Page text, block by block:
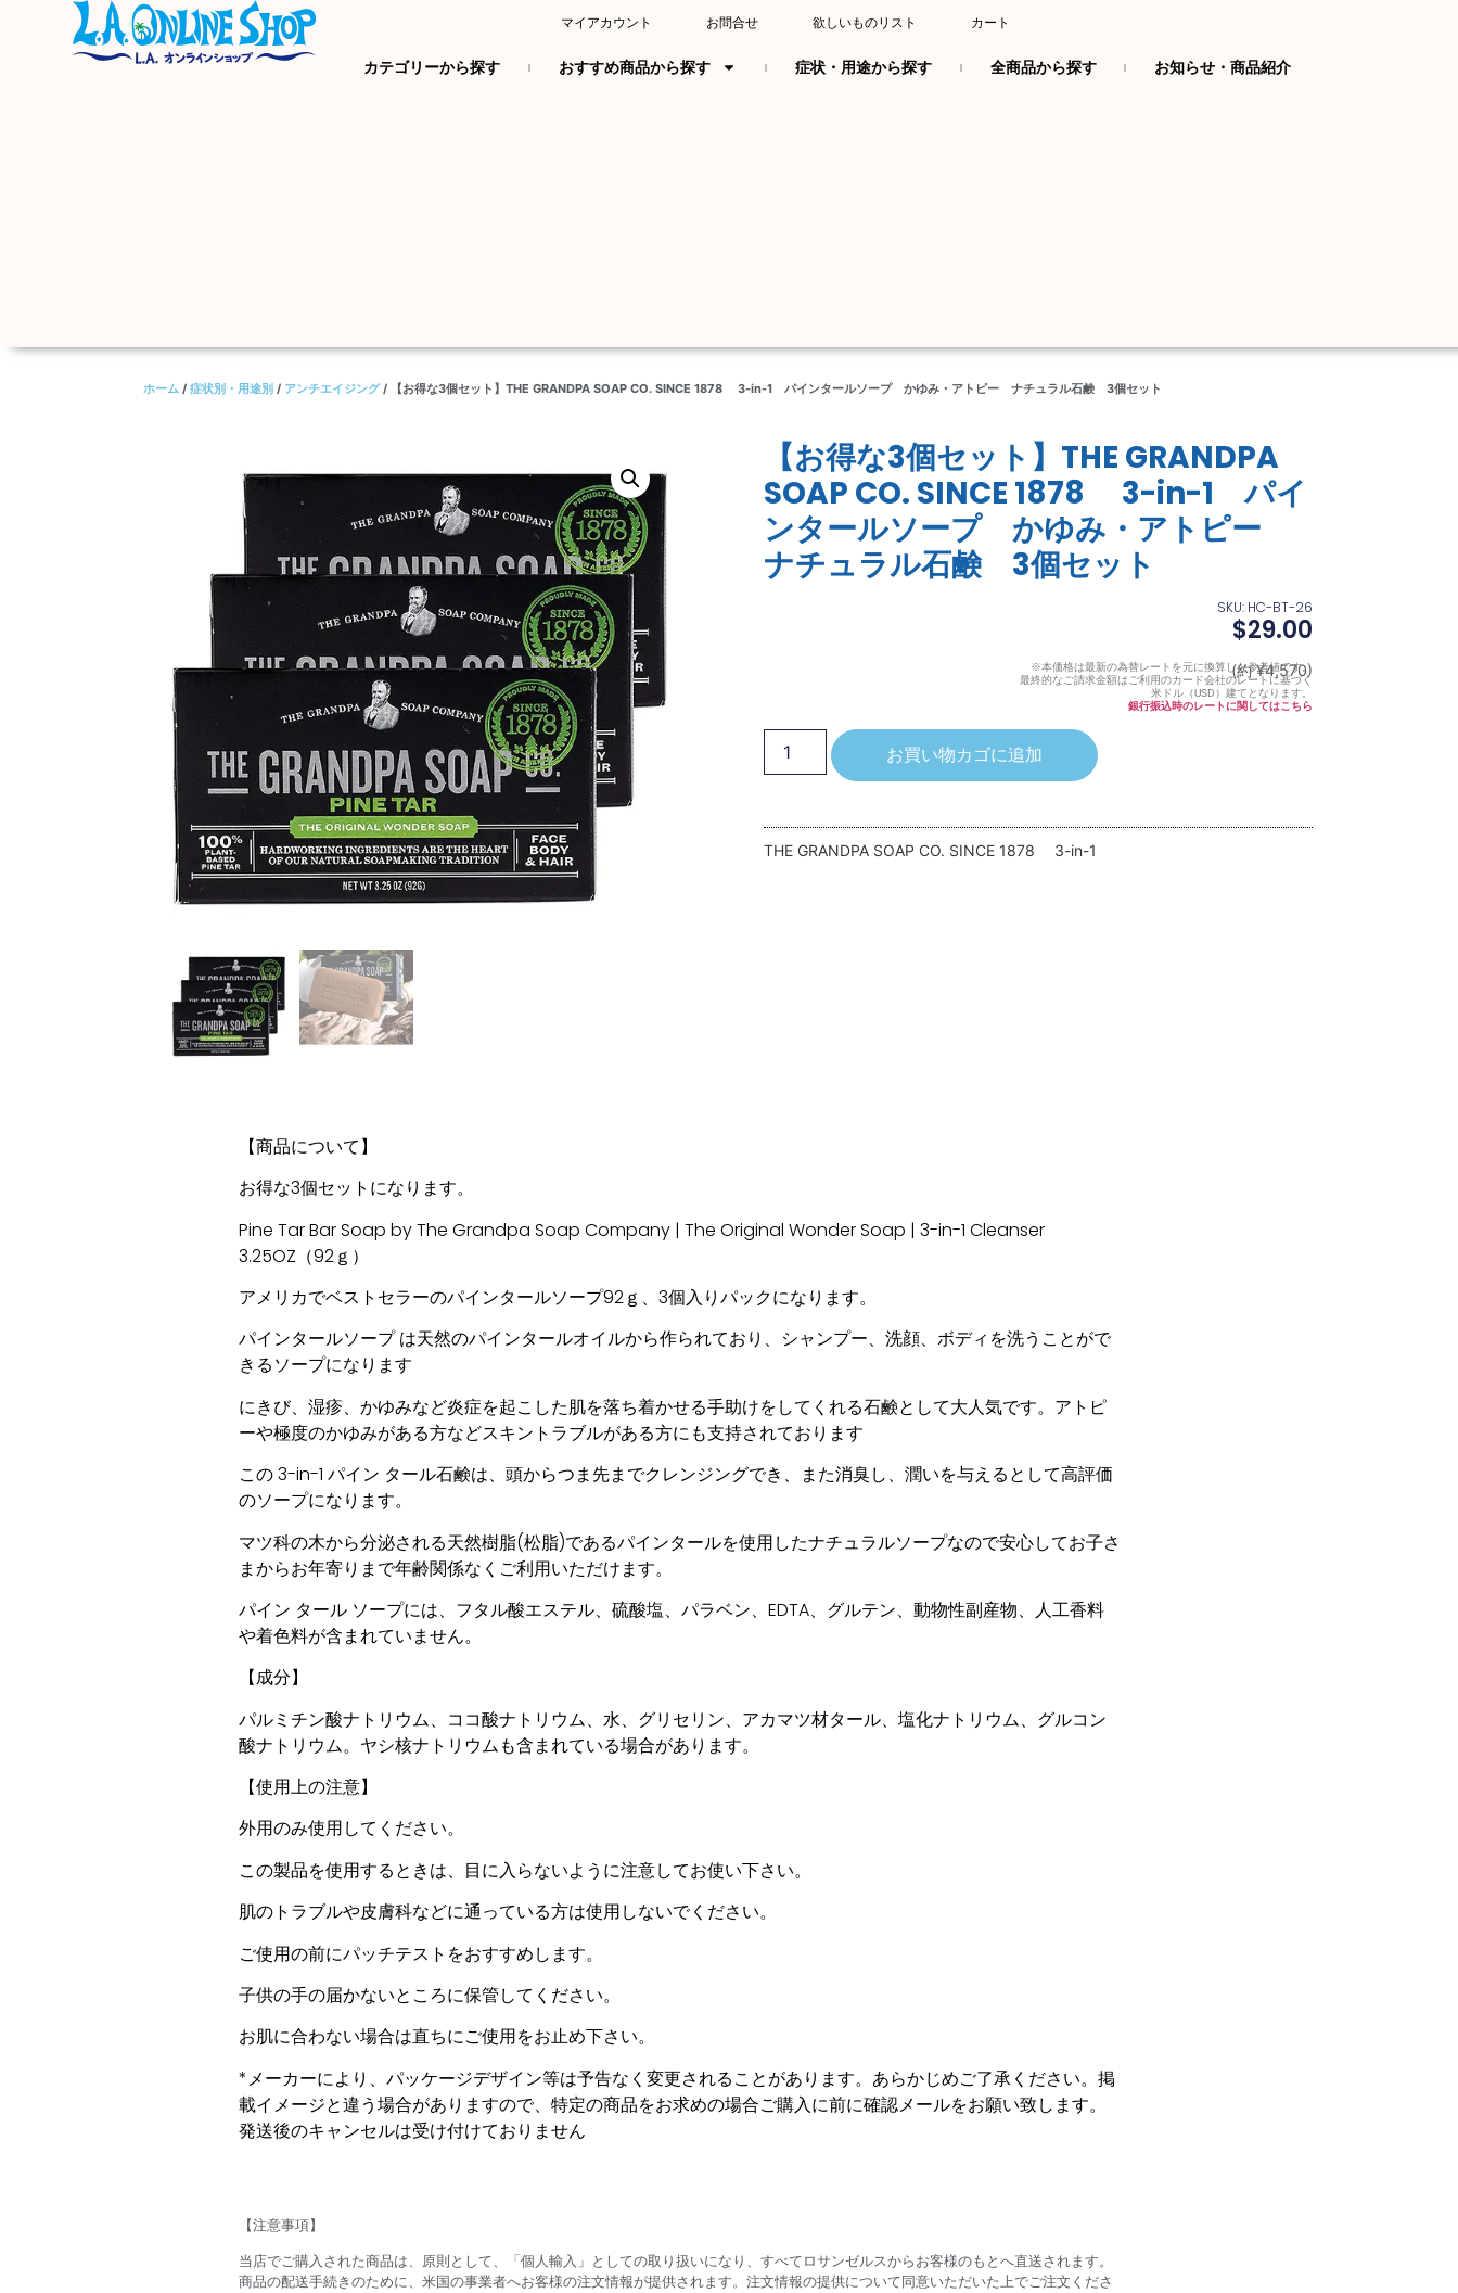
マイアカウント お問合せ 欲しいものリスト カート
カテゴリーから探す おすすめ商品から探す 症状・用途から探す 全商品から探す お知らせ・商品紹介
ホーム / 症状別・用途別 / アンチエイジング/ 【お得な3個セット】THE GRANDPA SOAP CO. SINCE 1878 3-in-1 パインタールソープ かゆみ・アトピー ナチュラル石鹸 3個セット
【お得な3個セット】THE GRANDPA
SOAP CO. SINCE 1878 3-in-1 パイ
ンタールソープ かゆみ・アトピー
ナチュラル石鹸 3個セット
SKU: HC-BT-26
$29.00
(約 ¥4,570)
※本価格は最新の為替レートを元に換算した参考値です。
最終的なご請求金額はご利用のカード会社のレートに基づく
米ドル（USD）建てとなります。
銀行振込時のレートに関してはこちら
お買い物カゴに追加
THE GRANDPA SOAP CO. SINCE 1878 3-in-1
【商品について】
お得な3個セットになります。
Pine Tar Bar Soap by The Grandpa Soap Company | The Original Wonder Soap | 3-in-1 Cleanser
3.25OZ（92ｇ）
アメリカでベストセラーのパインタールソープ92ｇ、3個入りパックになります。
パインタールソープ は天然のパインタールオイルから作られており、シャンプー、洗顔、ボディを洗うことがで
きるソープになります
にきび、湿疹、かゆみなど炎症を起こした肌を落ち着かせる手助けをしてくれる石鹸として大人気です。アトピ
ーや極度のかゆみがある方などスキントラブルがある方にも支持されております
この 3-in-1 パイン タール石鹸は、頭からつま先までクレンジングでき、また消臭し、潤いを与えるとして高評価
のソープになります。
マツ科の木から分泌される天然樹脂(松脂)であるパインタールを使用したナチュラルソープなので安心してお子さ
まからお年寄りまで年齢関係なくご利用いただけます。
パイン タール ソープには、フタル酸エステル、硫酸塩、パラベン、EDTA、グルテン、動物性副産物、人工香料
や着色料が含まれていません。
【成分】
パルミチン酸ナトリウム、ココ酸ナトリウム、水、グリセリン、アカマツ材タール、塩化ナトリウム、グルコン
酸ナトリウム。ヤシ核ナトリウムも含まれている場合があります。
【使用上の注意】
外用のみ使用してください。
この製品を使用するときは、目に入らないように注意してお使い下さい。
肌のトラブルや皮膚科などに通っている方は使用しないでください。
ご使用の前にパッチテストをおすすめします。
子供の手の届かないところに保管してください。
お肌に合わない場合は直ちにご使用をお止め下さい。
*メーカーにより、パッケージデザイン等は予告なく変更されることがあります。あらかじめご了承ください。掲
載イメージと違う場合がありますので、特定の商品をお求めの場合ご購入に前に確認メールをお願い致します。
発送後のキャンセルは受け付けておりません
【注意事項】
当店でご購入された商品は、原則として、「個人輸入」としての取り扱いになり、すべてロサンゼルスからお客様のもとへ直送されます。
商品の配送手続きのために、米国の事業者へお客様の注文情報が提供されます。注文情報の提供について同意いただいた上でご注文くださ